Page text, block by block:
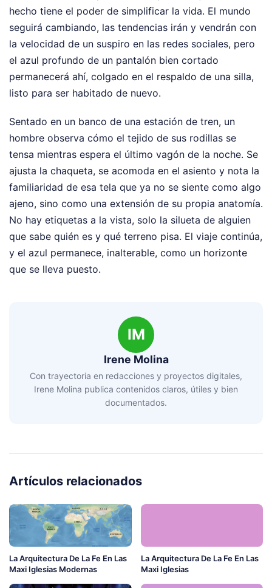
hecho tiene el poder de simplificar la vida. El mundo
seguirá cambiando, las tendencias irán y vendrán con
la velocidad de un suspiro en las redes sociales, pero
el azul profundo de un pantalón bien cortado
permanecerá ahí, colgado en el respaldo de una silla,
listo para ser habitado de nuevo.
Sentado en un banco de una estación de tren, un
hombre observa cómo el tejido de sus rodillas se
tensa mientras espera el último vagón de la noche. Se
ajusta la chaqueta, se acomoda en el asiento y nota la
familiaridad de esa tela que ya no se siente como algo
ajeno, sino como una extensión de su propia anatomía.
No hay etiquetas a la vista, solo la silueta de alguien
que sabe quién es y qué terreno pisa. El viaje continúa,
y el azul permanece, inalterable, como un horizonte
que se lleva puesto.
IM
Irene Molina
Con trayectoria en redacciones y proyectos digitales,
Irene Molina publica contenidos claros, útiles y bien
documentados.
Artículos relacionados
La Arquitectura De La Fe En Las
Maxi Iglesias Modernas
La Arquitectura De La Fe En Las
Maxi Iglesias